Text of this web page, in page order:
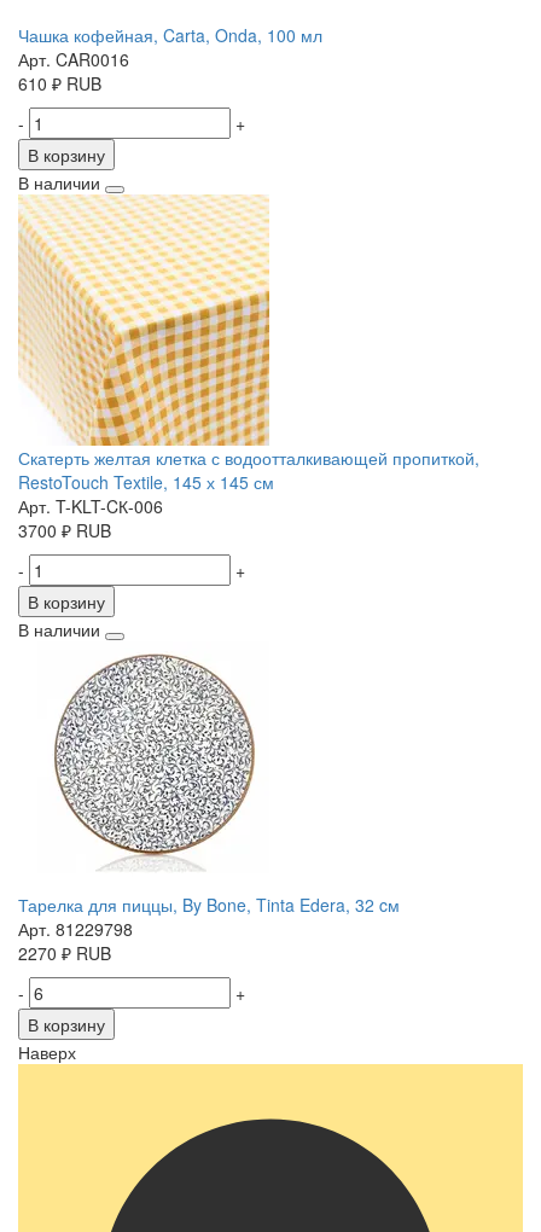
Чашка кофейная, Carta, Onda, 100 мл
Арт. CAR0016
610 ₽ RUB
-
+
В корзину
В наличии
Скатерть желтая клетка с водоотталкивающей пропиткой,
RestoTouch Textile, 145 х 145 см
Арт. T-KLT-CК-006
3700 ₽ RUB
-
+
В корзину
В наличии
Тарелка для пиццы, By Bone, Tinta Edera, 32 cм
Арт. 81229798
2270 ₽ RUB
-
+
В корзину
Наверх